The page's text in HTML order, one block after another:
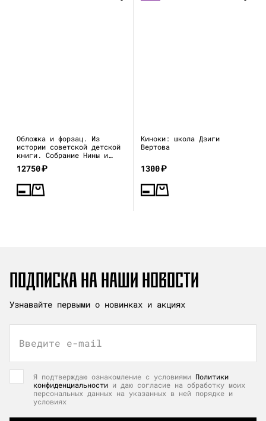
Обложка и форзац. Из
истории советской детской
книги. Собрание Нины и
Вадима Гинзбург
12750₽
Киноки: школа Дзиги
Вертова
1300₽
ПОДПИСКА НА НАШИ НОВОСТИ
Узнавайте первыми о новинках и акциях
Введите e-mail
Я подтверждаю ознакомление с условиями Политики
конфиденциальности и даю согласие на обработку моих
персональных данных на указанных в ней порядке и
условиях